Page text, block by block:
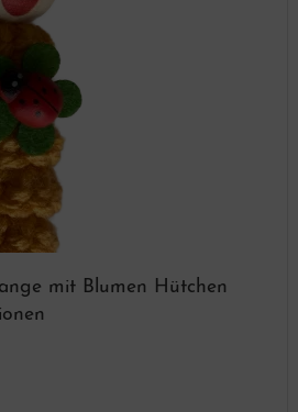
mit Blumen Hütchen